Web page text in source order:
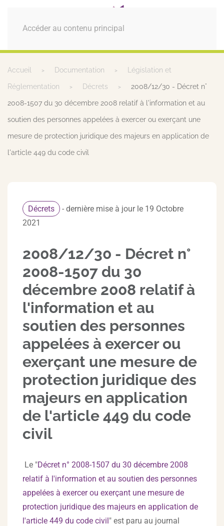
Accéder au contenu principal
MENU
Accueil Documentation Législation et
Réglementation Décrets 2008/12/30 - Décret n°
2008-1507 du 30 décembre 2008 relatif à l'information et au
soutien des personnes appelées à exercer ou exerçant une
mesure de protection juridique des majeurs en application de
l'article 449 du code civil
Décrets
- dernière mise à jour le 19 Octobre
2021
2008/12/30 - Décret n°
2008-1507 du 30
décembre 2008 relatif à
l'information et au
soutien des personnes
appelées à exercer ou
exerçant une mesure de
protection juridique des
majeurs en application
de l'article 449 du code
civil
Le "Décret n° 2008-1507 du 30 décembre 2008
relatif à l'information et au soutien des personnes
appelées à exercer ou exerçant une mesure de
protection juridique des majeurs en application de
l'article 449 du code civil" est paru au journal